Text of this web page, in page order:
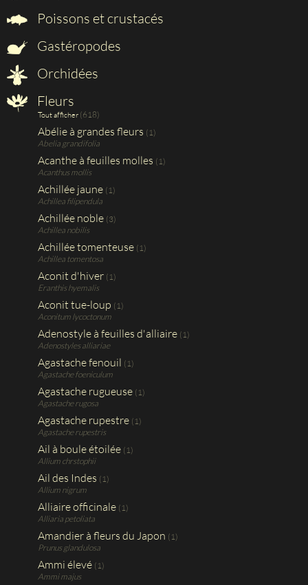
Poissons et crustacés
Gastéropodes
Orchidées
Fleurs
Tout afficher (618)
Abélie à grandes fleurs (1)
Abelia grandifolia
Acanthe à feuilles molles (1)
Acanthus mollis
Achillée jaune (1)
Achillea filipendula
Achillée noble (3)
Achillea nobilis
Achillée tomenteuse (1)
Achillea tomentosa
Aconit d'hiver (1)
Eranthis hyemalis
Aconit tue-loup (1)
Aconitum lycoctonum
Adenostyle à feuilles d'alliaire (1)
Adenostyles alliariae
Agastache fenouil (1)
Agastache foeniculum
Agastache rugueuse (1)
Agastache rugosa
Agastache rupestre (1)
Agastache rupestris
Ail à boule étoilée (1)
Allium chrstophii
Ail des Indes (1)
Allium nigrum
Alliaire officinale (1)
Alliaria petoliata
Amandier à fleurs du Japon (1)
Prunus glandulosa
Ammi élevé (1)
Ammi majus